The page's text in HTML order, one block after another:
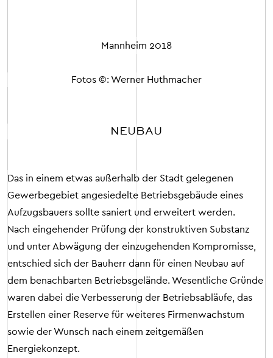
Mannheim 2018
Fotos ©: Werner Huthmacher
NEUBAU
Das in einem etwas außerhalb der Stadt gelegenen
Gewerbegebiet angesiedelte Betriebsgebäude eines
Aufzugsbauers sollte saniert und erweitert werden.
Nach eingehender Prüfung der konstruktiven Substanz
und unter Abwägung der einzugehenden Kompromisse,
entschied sich der Bauherr dann für einen Neubau auf
dem benachbarten Betriebsgelände. Wesentliche Gründe
waren dabei die Verbesserung der Betriebsabläufe, das
Erstellen einer Reserve für weiteres Firmenwachstum
sowie der Wunsch nach einem zeitgemäßen
Energiekonzept.